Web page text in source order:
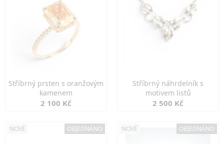
Stříbrný prsten s oranžovým
kamenem
2 100 Kč
Stříbrný náhrdelník s
motivem listů
2 500 Kč
NOVÉ OBJEDNÁNO NOVÉ OBJEDNÁNO